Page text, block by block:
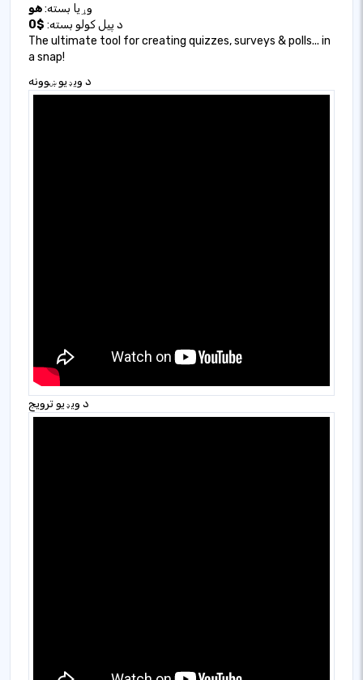
وړیا بسته:هو
د پیل کولو بسته: $0
The ultimate tool for creating quizzes, surveys & polls... in
a snap!
د ویډیو ښوونه
د ویډیو ترویج